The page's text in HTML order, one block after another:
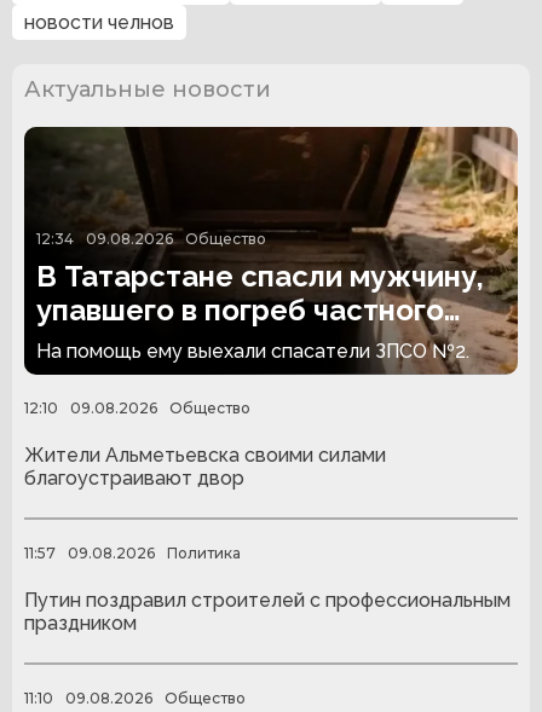
новости челнов
Актуальные новости
12:34 09.08.2026 Общество
В Татарстане спасли мужчину,
упавшего в погреб частного
дома
На помощь ему выехали спасатели ЗПСО №2.
12:10 09.08.2026 Общество
Жители Альметьевска своими силами
благоустраивают двор
11:57 09.08.2026 Политика
Путин поздравил строителей с профессиональным
праздником
11:10 09.08.2026 Общество